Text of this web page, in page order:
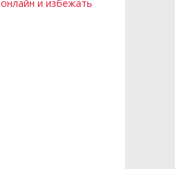
и избежать